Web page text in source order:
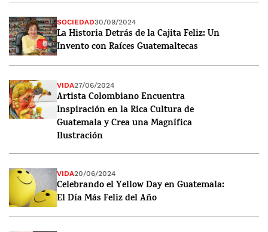
SOCIEDAD30/09/2024
La Historia Detrás de la Cajita Feliz: Un
Invento con Raíces Guatemaltecas
VIDA27/06/2024
Artista Colombiano Encuentra
Inspiración en la Rica Cultura de
Guatemala y Crea una Magnífica
Ilustración
VIDA20/06/2024
Celebrando el Yellow Day en Guatemala:
El Día Más Feliz del Año